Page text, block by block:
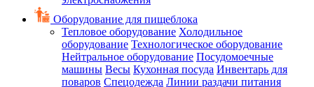
Оборудование для пищеблока
Тепловое оборудование Холодильное
оборудование Технологическое оборудование
Нейтральное оборудование Посудомоечные
машины Весы Кухонная посуда Инвентарь для
поваров Спецодежда Линии раздачи питания